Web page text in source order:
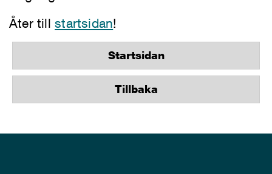
Åter tillstartsidan!
Startsidan
Tillbaka